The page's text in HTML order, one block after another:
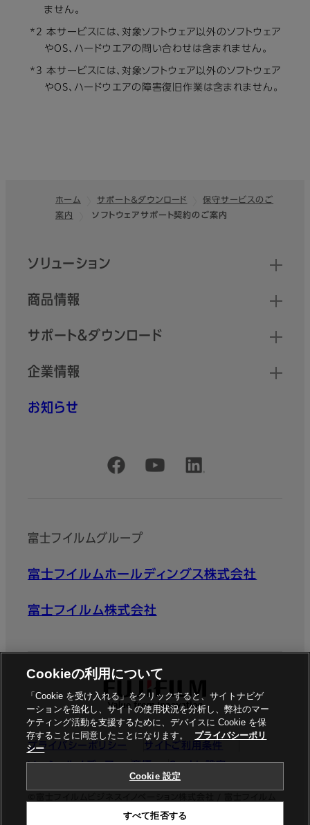
ません。
*2 本サービスには、対象ソフトウェア以外のソフトウェア
やOS、ハードウエアの問い合わせは含まれません。
*3 本サービスには、対象ソフトウェア以外のソフトウェア
やOS、ハードウエアの障害復旧作業は含まれません。
フッター
ホーム サポート＆ダウンロード
保守サービスのご
案内
ソフトウェアサポート契約のご案内
クイックリンク
ソリューション
商品情報
サポート＆ダウンロード
企業情報
お知らせ
公式SNSアカウント
富士フイルムグループ
富士フイルムホールディングス株式会社
富士フイルム株式会社
プライバシーポリシー
サイトご利用条件
ソーシャルメディア
商標 Cookie設定
ビジネスイノベーションジャパン株式会社
Cookieの利用について
「Cookie を受け入れる」をクリックすると、サイトナビゲ
ーションを強化し、サイトの使用状況を分析し、弊社のマー
ケティング活動を支援するために、デバイスに Cookie を保
存することに同意したことになります。
プライバシーポリ
シー
Cookie 設定
すべて拒否する